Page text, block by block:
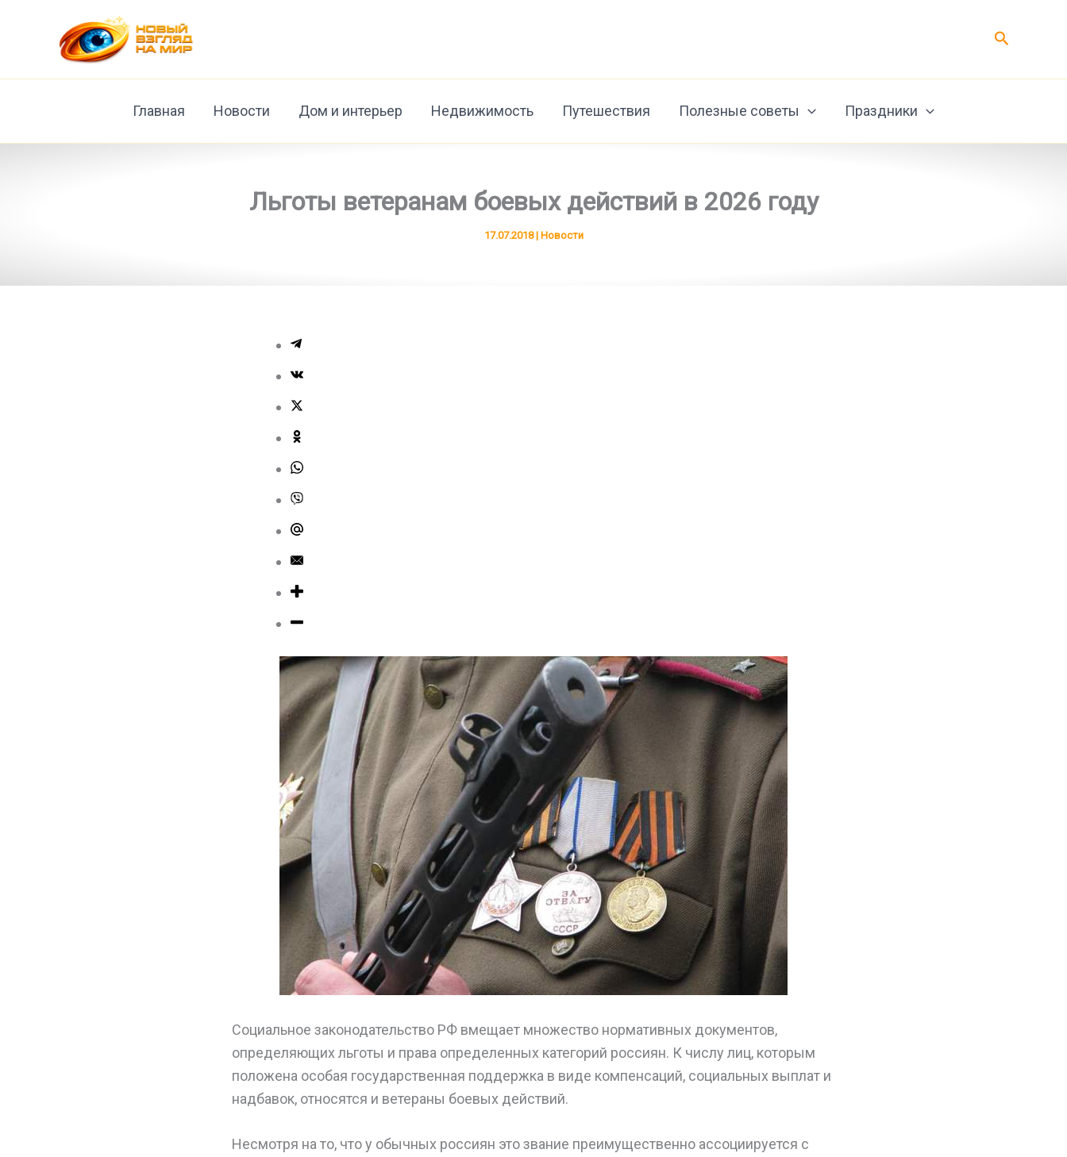
содержимому
Поиск
Главная Новости Дом и интерьер Недвижимость Путешествия Полезные советы Праздники
Льготы ветеранам боевых действий в 2026 году
17.07.2018| Новости
Социальное законодательство РФ вмещает множество нормативных документов,
определяющих льготы и права определенных категорий россиян. К числу лиц, которым
положена особая государственная поддержка в виде компенсаций, социальных выплат и
надбавок, относятся и ветераны боевых действий.
Несмотря на то, что у обычных россиян это звание преимущественно ассоциируется с